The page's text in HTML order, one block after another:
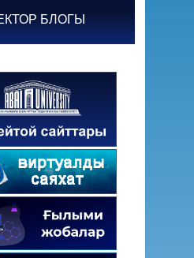
БЛОГЫ